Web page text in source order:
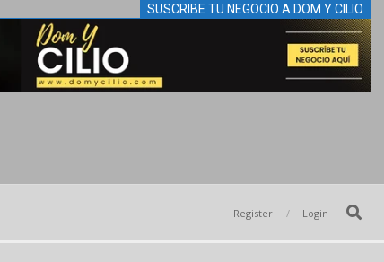
SUSCRIBE TU NEGOCIO A DOM Y CILIO
Register Login Search